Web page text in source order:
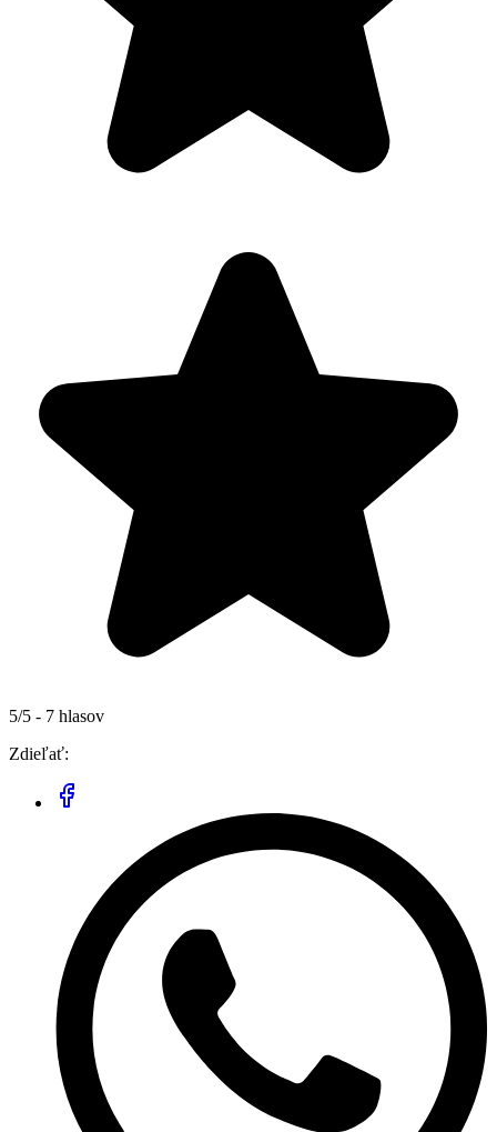
5/5 - 7 hlasov
Zdieľať: